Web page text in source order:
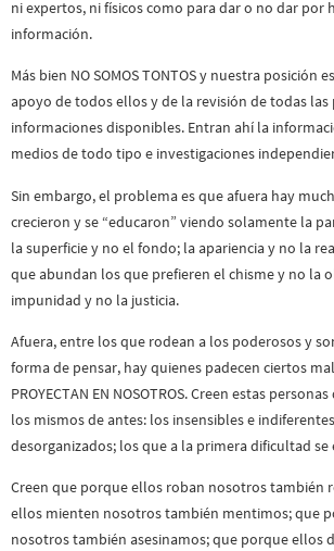
ni expertos, ni físicos como para dar o no dar por
información.
Más bien NO SOMOS TONTOS y nuestra posición
apoyo de todos ellos y de la revisión de todas las
informaciones disponibles. Entran ahí la
medios de todo tipo e investigaciones
Sin embargo, el problema es que afuera hay
crecieron y se “educaron” viendo solamente la
la superficie y no el fondo; la apariencia y no la
que abundan los que prefieren el chisme y no la
impunidad y no la justicia.
Afuera, entre los que rodean a los poderosos y
forma de pensar, hay quienes padecen ciertos
PROYECTAN EN NOSOTROS. Creen estas
los mismos de antes: los insensibles e
desorganizados; los que a la primera dificultad se
Creen que porque ellos roban nosotros también
ellos mienten nosotros también mentimos; que
nosotros también asesinamos; que porque ellos